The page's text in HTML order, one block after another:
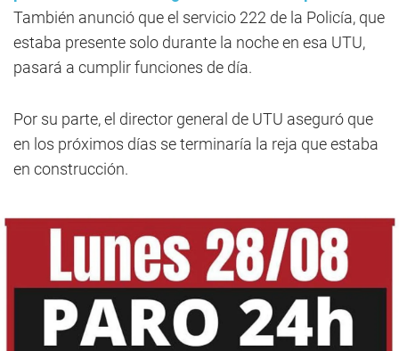
También anunció que el servicio 222 de la Policía, que
estaba presente solo durante la noche en esa UTU,
pasará a cumplir funciones de día.
Por su parte, el director general de UTU aseguró que
en los próximos días se terminaría la reja que estaba
en construcción.